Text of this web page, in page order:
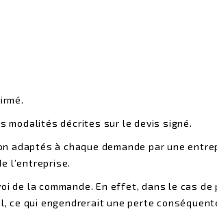
modalités décrites sur le devis signé.
adaptés à chaque demande par une
l’entreprise.
de la commande. En effet, dans le cas
qui engendrerait une perte